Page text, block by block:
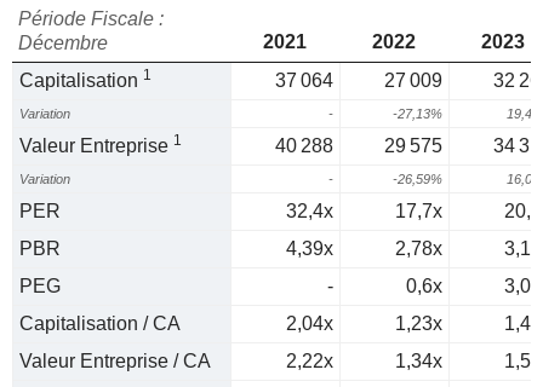
Période Fiscale :
Décembre
2021 2022
2023
Capitalisation 1 37 064 27 009 32
Variation - -27,13%
Valeur Entreprise 1 40 288 29 575 34
Variation - -26,59%
PER 32,4x 17,7x
PBR
4,39x 2,78x
PEG
- 0,6x
Capitalisation / CA
2,04x 1,23x
Valeur Entreprise / CA
2,22x 1,34x